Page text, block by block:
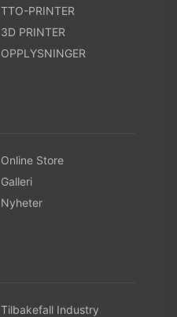
TTO-PRINTER
3D PRINTER
OPPLYSNINGER
Online Store
Galleri
Nyheter
Tilbakefall Industry